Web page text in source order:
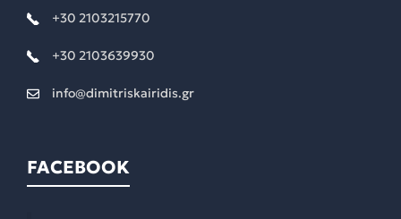
+30 2103215770
+30 2103639930
info@dimitriskairidis.gr
FACEBOOK